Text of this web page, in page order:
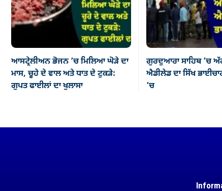
ਆਸਟ੍ਰੇਲੀਅਨ ਭੋਜਨ ’ਚ ਮਿਲਿਆ ਘੋੜੇ ਦਾ
ਮਾਸ, ਚੂਹੇ ਦੇ ਵਾਲ ਅਤੇ ਧਾਤ ਦੇ ਟੁਕੜੇ:
ਗੁਪਤ ਫਾਈਲਾਂ ਦਾ ਖੁਲਾਸਾ
ਗੁਰਦੁਆਰਾ ਸਾਹਿਬ ’ਚ
ਐਡੀਲੇਡ ਦਾ ਸਿੱਖ
’ਚ